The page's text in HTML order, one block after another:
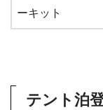
ーキット
テント泊